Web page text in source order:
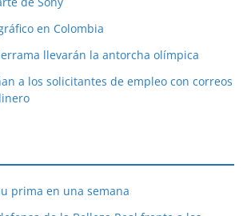
en Colombia
llevarán la antorcha olímpica
a los solicitantes de empleo con correos
prima en una semana